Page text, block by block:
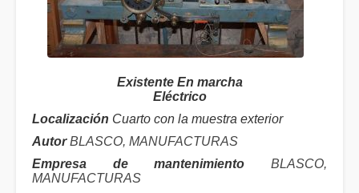
Existente En marcha
Eléctrico
Localización Cuarto con la muestra exterior
Autor BLASCO, MANUFACTURAS
Empresa de mantenimiento
BLASCO,
MANUFACTURAS